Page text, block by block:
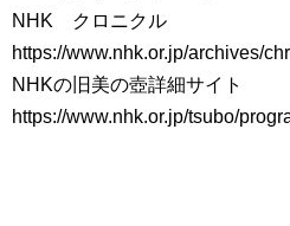
NHK クロニクル
https://www.nhk.or.jp/archives/
NHKの旧美の壺詳細サイト
https://www.nhk.or.jp/tsubo/